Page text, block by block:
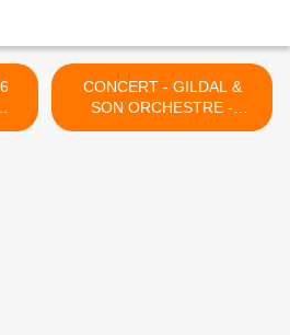
CONCERT - GILDAL &
SON ORCHESTRE -
Vendredi 1er Avril 2016 à